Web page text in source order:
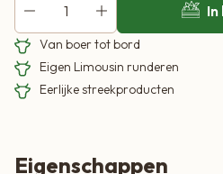
Van boer tot bord
Eigen Limousin runderen
Eerlijke streekproducten
Eigenschappen